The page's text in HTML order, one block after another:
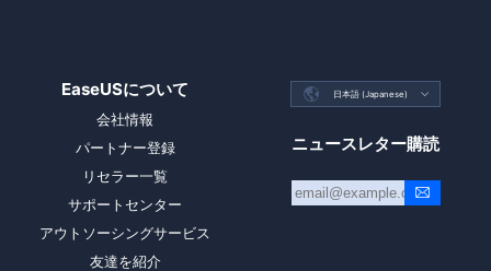
EaseUSについて
会社情報
パートナー登録
リセラー一覧
サポートセンター
アウトソーシングサービス
友達を紹介
 日本語 (Japanese) 
ニュースレター購読